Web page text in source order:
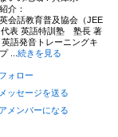
介：
会話教育普及協会（JEE
代表 英語特訓塾 塾長 著
語発音トレーニングキ
... 続きを見る
フォロー
メッセージを送る
アメンバーになる